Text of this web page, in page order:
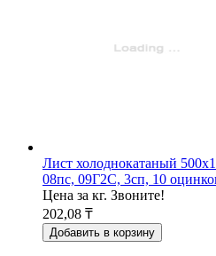
Лист холоднокатаный
08пс, 09Г2С, 3сп, 10
Цена за кг. Звоните!
202,08 ₸
Добавить в корзину